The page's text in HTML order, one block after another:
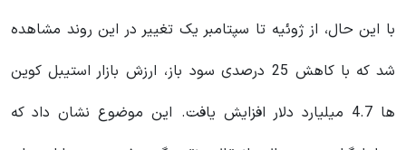
با این حال، از ژوئیه تا سپتامبر یک تغییر در این روند مشاهده
شد که با کاهش 25 درصدی سود باز، ارزش بازار استیبل کوین
ها 4.7 میلیارد دلار افزایش یافت. این موضوع نشان داد که